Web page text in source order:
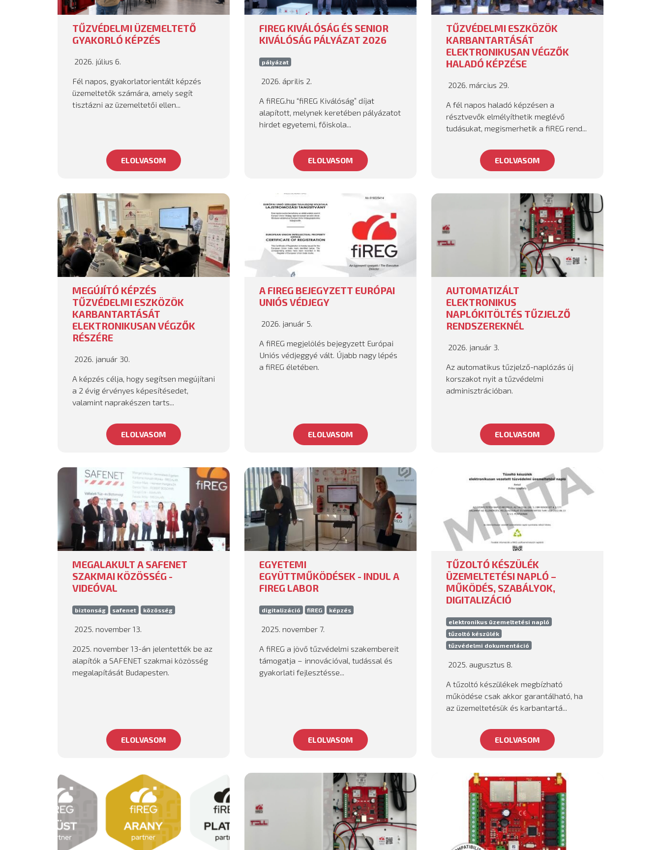
TŰZVÉDELMI ÜZEMELTETŐ
GYAKORLÓ KÉPZÉS
2026. július 6.
Fél napos, gyakorlatorientált képzés
üzemeltetők számára, amely segít
tisztázni az üzemeltetői ellen...
ELOLVASOM
FIREG KIVÁLÓSÁG ÉS SENIOR
KIVÁLÓSÁG PÁLYÁZAT 2026
pályázat
2026. április 2.
A fiREG.hu “fiREG Kiválóság” díjat
alapított, melynek keretében pályázatot
hirdet egyetemi, főiskola...
ELOLVASOM
TŰZVÉDELMI ESZKÖZÖK
KARBANTARTÁSÁT
ELEKTRONIKUSAN VÉGZŐK
HALADÓ KÉPZÉSE
2026. március 29.
A fél napos haladó képzésen a
résztvevők elmélyíthetik meglévő
tudásukat, megismerhetik a fiREG rend...
ELOLVASOM
MEGÚJÍTÓ KÉPZÉS
TŰZVÉDELMI ESZKÖZÖK
KARBANTARTÁSÁT
ELEKTRONIKUSAN VÉGZŐK
RÉSZÉRE
2026. január 30.
A képzés célja, hogy segítsen megújítani
a 2 évig érvényes képesítésedet,
valamint naprakészen tarts...
ELOLVASOM
A FIREG BEJEGYZETT EURÓPAI
UNIÓS VÉDJEGY
2026. január 5.
A fiREG megjelölés bejegyzett Európai
Uniós védjeggyé vált. Újabb nagy lépés
a fiREG életében.
ELOLVASOM
AUTOMATIZÁLT
ELEKTRONIKUS
NAPLÓKITÖLTÉS TŰZJELZŐ
RENDSZEREKNÉL
2026. január 3.
Az automatikus tűzjelző-naplózás új
korszakot nyit a tűzvédelmi
adminisztrációban.
ELOLVASOM
MEGALAKULT A SAFENET
SZAKMAI KÖZÖSSÉG -
VIDEÓVAL
biztonság safenet közösség
2025. november 13.
2025. november 13-án jelentették be az
alapítók a SAFENET szakmai közösség
megalapítását Budapesten.
ELOLVASOM
EGYETEMI
EGYÜTTMŰKÖDÉSEK - INDUL A
FIREG LABOR
digitalizáció fiREG képzés
2025. november 7.
A fiREG a jövő tűzvédelmi szakembereit
támogatja – innovációval, tudással és
gyakorlati fejlesztésse...
ELOLVASOM
TŰZOLTÓ KÉSZÜLÉK
ÜZEMELTETÉSI NAPLÓ –
MŰKÖDÉS, SZABÁLYOK,
DIGITALIZÁCIÓ
elektronikus üzemeltetési napló
tűzoltó készülék
tűzvédelmi dokumentáció
2025. augusztus 8.
A tűzoltó készülékek megbízható
működése csak akkor garantálható, ha
az üzemeltetésük és karbantartá...
ELOLVASOM